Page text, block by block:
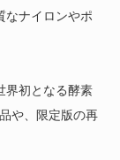
なナイロンやポ
界初となる酵素
や、限定版の再